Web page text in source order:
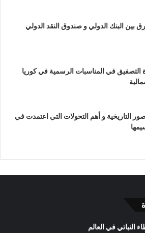
بين البنك الدولي و صندوق النقد الدولي
التصفيق في المناسبات الرسمية في كوريا
التاريخية و أهم التحولات التي اعتمدت في
النباتي في العالم